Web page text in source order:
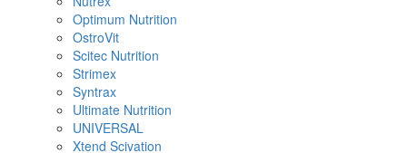
Optimum Nutrition
OstroVit
Scitec Nutrition
Strimex
Syntrax
Ultimate Nutrition
UNIVERSAL
Xtend Scivation